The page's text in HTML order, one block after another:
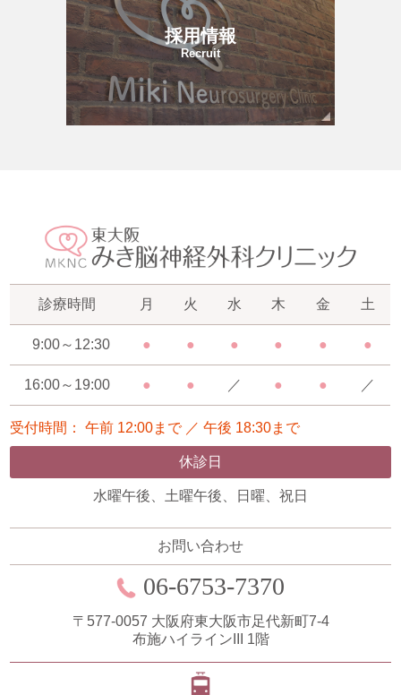
採用情報
Recruit
診療時間 月 火 水 木 金 土
9:00～12:30 ● ● ● ● ● ●
16:00～19:00 ● ● ／ ● ● ／
受付時間： 午前 12:00まで ／ 午後 18:30まで
休診日
水曜午後、土曜午後、日曜、祝日
お問い合わせ
06-6753-7370
〒577-0057 大阪府東大阪市足代新町7-4
布施ハイラインIII 1階